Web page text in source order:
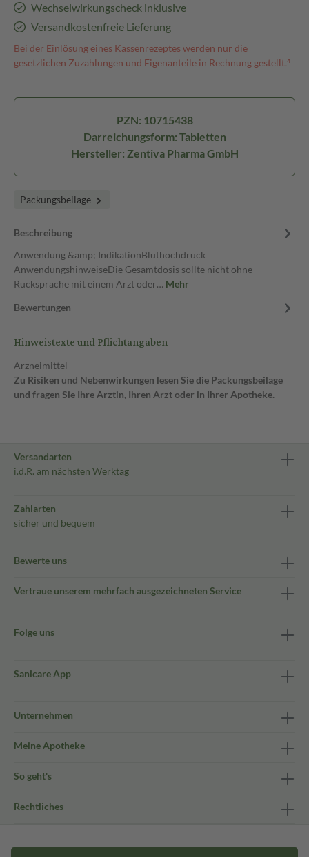
Wechselwirkungscheck inklusive
Versandkostenfreie Lieferung
Bei der Einlösung eines Kassenrezeptes werden nur die
gesetzlichen Zuzahlungen und Eigenanteile in Rechnung gestellt.⁴
PZN: 10715438
Darreichungsform: Tabletten
Hersteller: Zentiva Pharma GmbH
Packungsbeilage
Beschreibung
Anwendung &amp; IndikationBluthochdruck
AnwendungshinweiseDie Gesamtdosis sollte nicht ohne
Rücksprache mit einem Arzt oder… Mehr
Bewertungen
Hinweistexte und Pflichtangaben
Arzneimittel
Zu Risiken und Nebenwirkungen lesen Sie die Packungsbeilage
und fragen Sie Ihre Ärztin, Ihren Arzt oder in Ihrer Apotheke.
Versandarten
i.d.R. am nächsten Werktag
Zahlarten
sicher und bequem
Bewerte uns
Vertraue unserem mehrfach ausgezeichneten Service
Folge uns
Sanicare App
Unternehmen
Meine Apotheke
So geht's
Rechtliches